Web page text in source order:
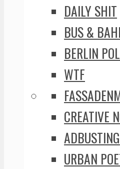
DAILY SHIT
BUS &
BERLIN
WTF
CREATIVE
ADBUSTING
URBAN